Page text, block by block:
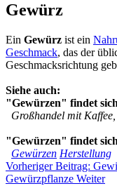
Gewürz
Ein Gewürz ist ein
Geschmack, das der
Geschmacksrichtung
Siehe auch:
"Gewürzen" findet
Großhandel mit
"Gewürzen" findet
Gewürzen Herstellung
Vorheriger Beitrag:
Gewürzpflanze Weiter